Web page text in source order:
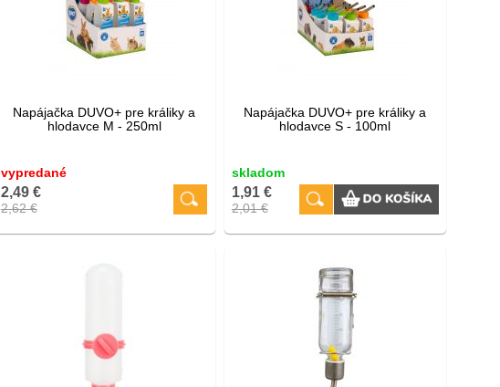
Napájačka DUVO+ pre králiky a
hlodavce M - 250ml
vypredané
2,49 €
2,62 €
Napájačka DUVO+ pre králiky a
hlodavce S - 100ml
skladom
1,91 €
2,01 €